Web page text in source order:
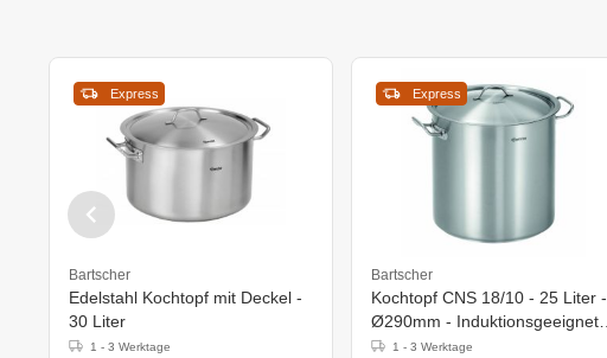
Express
Bartscher
Edelstahl Kochtopf mit Deckel -
30 Liter
1 - 3 Werktage
Express
Bartscher
Kochtopf CNS 18/10 - 25 Liter -
Ø290mm - Induktionsgeeignet -
320x320x(h)326mm
1 - 3 Werktage